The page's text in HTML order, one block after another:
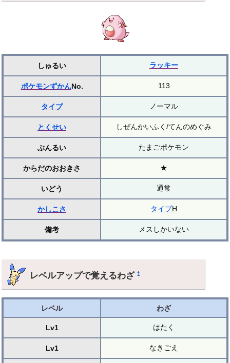
しゅるい ラッキー
ポケモンずかんNo. 113
タイプ ノーマル
とくせい しぜんかいふく/てんのめぐみ
ぶんるい たまごポケモン
からだのおおきさ ★
いどう 通常
かしこさ タイプH
備考 メスしかいない
レベルアップで覚えるわざ†
レベル わざ
Lv1 はたく
Lv1 なきごえ